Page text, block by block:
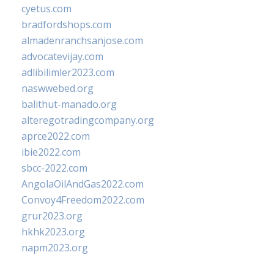
cyetus.com
bradfordshops.com
almadenranchsanjose.com
advocatevijay.com
adlibilimler2023.com
naswwebed.org
balithut-manado.org
alteregotradingcompany.org
aprce2022.com
ibie2022.com
sbcc-2022.com
AngolaOilAndGas2022.com
Convoy4Freedom2022.com
grur2023.org
hkhk2023.org
napm2023.org